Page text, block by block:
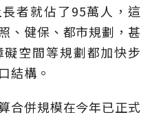
者就佔了95萬人，這
、健保、都市規劃，甚
空間等規劃都加快步
結構。
合併規模在今年已正式